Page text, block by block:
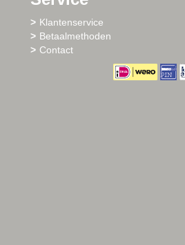
Klantenservice
Betaalmethoden
Contact